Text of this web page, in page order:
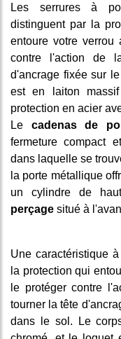
Les serrures à
distinguent par la
entoure votre verrou
contre l'action de
d'ancrage fixée sur
est en laiton
protection en acier
Le cadenas de
fermeture compact
dans laquelle se
la porte métallique
un cylindre de
perçage situé à
Une caractéristique
la protection qui
le protéger contre
tourner la tête
dans le sol. Le